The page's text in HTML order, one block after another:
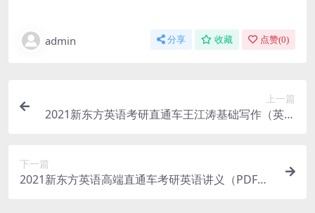
admin 分享 收藏 点赞(0)
上一篇
2021新东方英语考研直通车王江涛基础写作（英语
下一篇
2021新东方英语高端直通车考研英语讲义（PDF文